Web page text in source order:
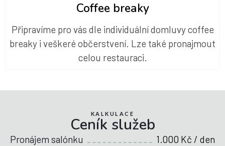
Coffee breaky
Připravíme pro vás dle individuální domluvy coffee
breaky i veškeré občerstvení. Lze také pronajmout
celou restauraci.
KALKULACE
Ceník služeb
Pronájem salónku 1.000 Kč / den